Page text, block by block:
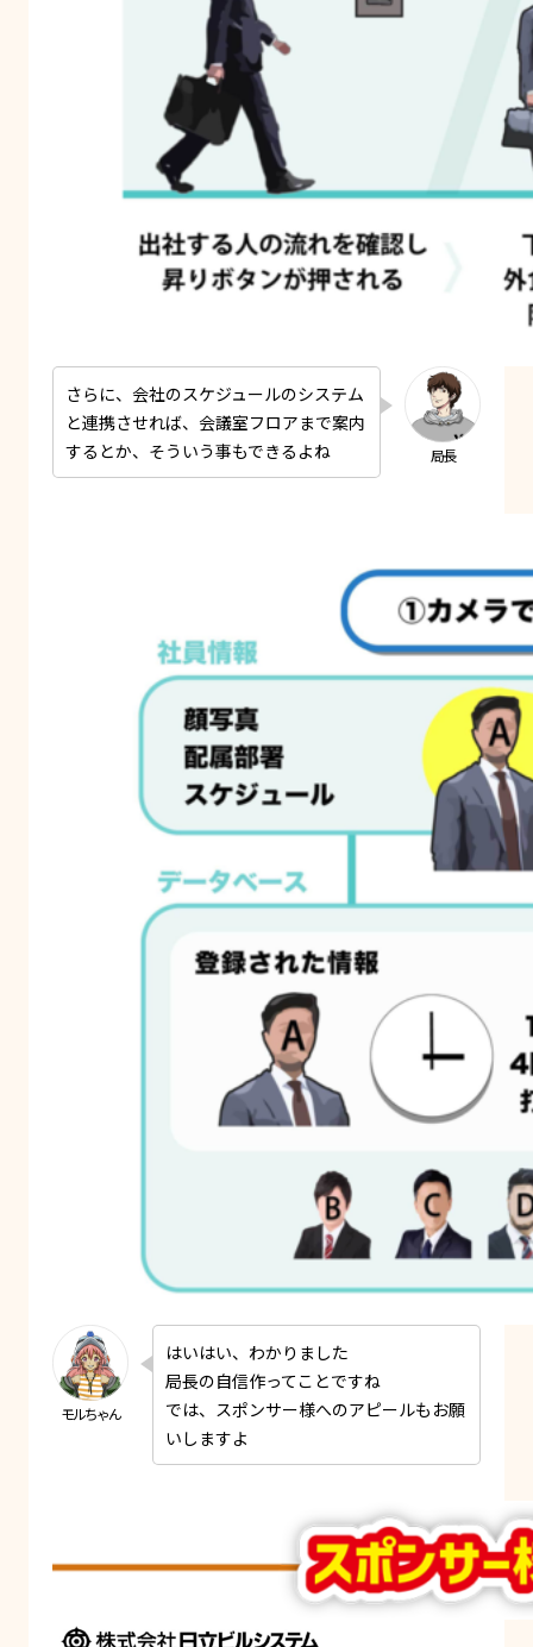
さらに、会社のスケジュールのシステム
と連携させれば、会議室フロアまで案内
するとか、そういう事もできるよね
はいはい、わかりました
局長の自信作ってことですね
では、スポンサー様へのアピールもお願
いしますよ